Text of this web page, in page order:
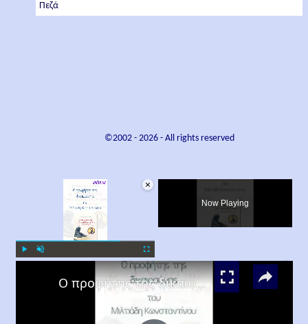
Πεζά
©2002 - 2026- All rights reserved
×
Fullscreen
Now Playing
Ο προφήτης της δικαιοσύνης, Μιλτιάδης Κωνσταντίνου